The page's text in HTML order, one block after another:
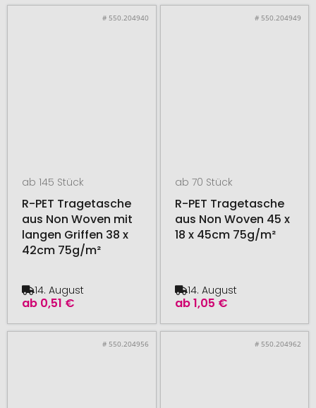
# 550.204940
ab 145 Stück
R-PET Tragetasche
aus Non Woven mit
langen Griffen 38 x
42cm 75g/m²
ab 0,51 €
14. August
# 550.204949
ab 70 Stück
R-PET Tragetasche
aus Non Woven 45 x
18 x 45cm 75g/m²
ab1,05 €
14. August
# 550.204956 # 550.204962